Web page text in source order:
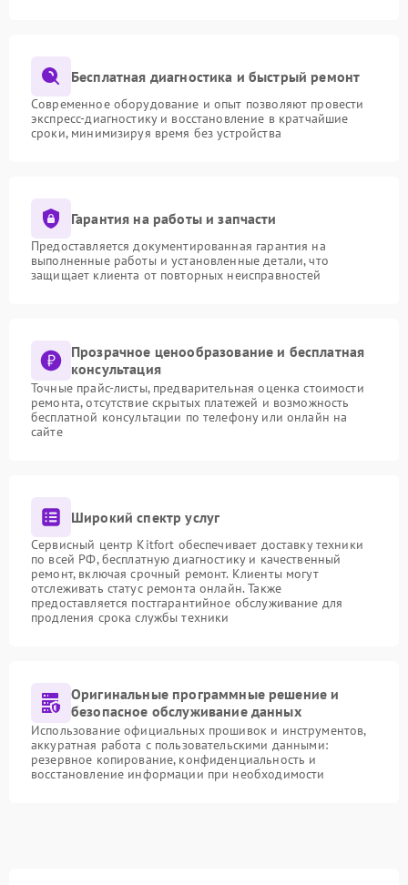
Бесплатная диагностика и быстрый ремонт
Современное оборудование и опыт позволяют провести
экспресс-диагностику и восстановление в кратчайшие
сроки, минимизируя время без устройства
Гарантия на работы и запчасти
Предоставляется документированная гарантия на
выполненные работы и установленные детали, что
защищает клиента от повторных неисправностей
Прозрачное ценообразование и бесплатная
консультация
Точные прайс-листы, предварительная оценка стоимости
ремонта, отсутствие скрытых платежей и возможность
бесплатной консультации по телефону или онлайн на
сайте
Широкий спектр услуг
Сервисный центр Kitfort обеспечивает доставку техники
по всей РФ, бесплатную диагностику и качественный
ремонт, включая срочный ремонт. Клиенты могут
отслеживать статус ремонта онлайн. Также
предоставляется постгарантийное обслуживание для
продления срока службы техники
Оригинальные программные решение и
безопасное обслуживание данных
Использование официальных прошивок и инструментов,
аккуратная работа с пользовательскими данными:
резервное копирование, конфиденциальность и
восстановление информации при необходимости